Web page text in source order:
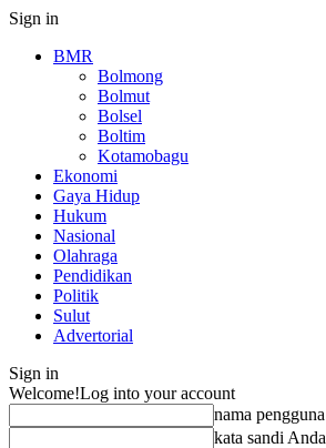
Sign in
BMR
Bolmong
Bolmut
Bolsel
Boltim
Kotamobagu
Ekonomi
Gaya Hidup
Hukum
Nasional
Olahraga
Pendidikan
Politik
Sulut
Advertorial
Sign in
Welcome!Log into your account
nama pengguna
kata sandi Anda